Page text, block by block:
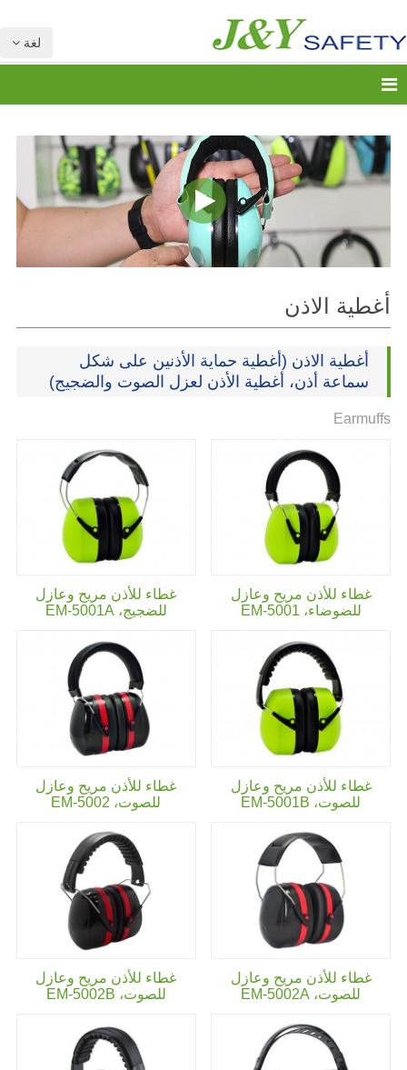
لغة
أغطية الاذن
أغطية الاذن (أغطية حماية الأذنين على شكل
سماعة أذن، أغطية الأذن لعزل الصوت والضجيج)
Earmuffs
غطاء للأذن مريح وعازل
للضوضاء، EM-5001
غطاء للأذن مريح وعازل
للضجيج، EM-5001A
غطاء للأذن مريح وعازل
للصوت، EM-5001B
غطاء للأذن مريح وعازل
للصوت، EM-5002
غطاء للأذن مريح وعازل
للصوت، EM-5002A
غطاء للأذن مريح وعازل
للصوت، EM-5002B